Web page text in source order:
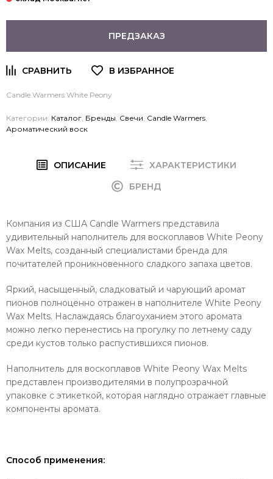
ПРЕДЗАКАЗ
Candle Warmers White Peony
Категории: Каталог Бренды Свечи Candle Warmers
Ароматический воск
ОПИСАНИЕ
ХАРАКТЕРИСТИКИ
БРЕНД
Компания из США Candle Warmers представила
удивительный наполнитель для воскоплавов White Peony
Wax Melts, созданный специалистами бренда для
почитателей проникновенного сладкого запаха цветов.
Яркий, насыщенный, сладковатый и чарующий аромат
пионов полноценно отражен в наполнителе White Peony
Wax Melts. Наслаждаясь благоуханием этого аромата
можно легко перенестись на прогулку по летнему саду
среди кустов только распустившихся пионов.
Наполнитель для воскоплавов White Peony Wax Melts
представлен производителями в полупрозрачной
упаковке с этикеткой, которая наглядно отражает главные
компоненты аромата.
Способ применения: